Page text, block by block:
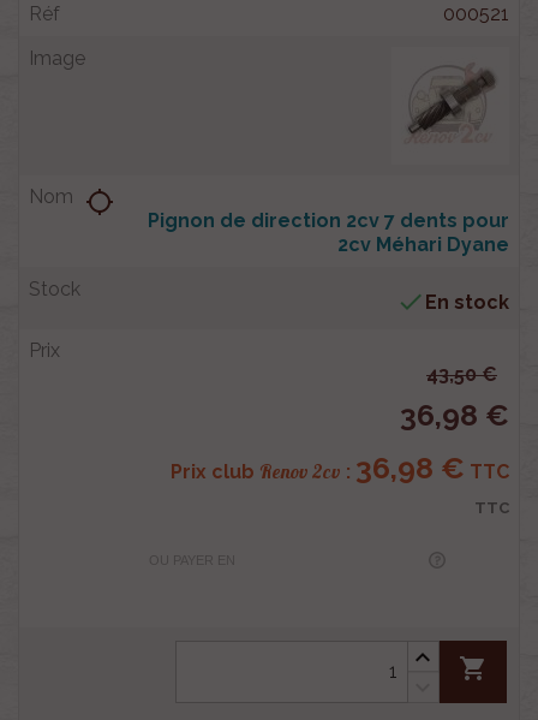
000521
Pignon de direction 2cv 7 dents pour
2cv Méhari Dyane
location_searching
 En stock
43,50 €
36,98 €
Prix club Renov 2cv : 36,98 € TTC
TTC
OU PAYER EN
shopping_cart